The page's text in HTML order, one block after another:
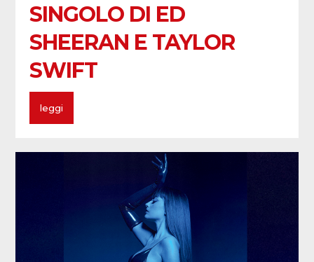
SINGOLO DI ED
SHEERAN E TAYLOR
SWIFT
leggi